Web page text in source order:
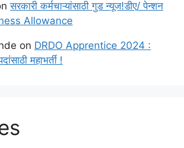
सरकारी कर्मचाऱ्यांसाठी गुड न्यूज!डीए/ पेन्शन
Allowance
on DRDO Apprentice 2024 :
महाभर्ती !